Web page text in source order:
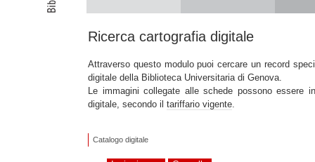
Ricerca cartografia digitale
Attraverso questo modulo puoi cercare un record
digitale della Biblioteca Universitaria di Genova.
Le immagini collegate alle schede possono essere
digitale, secondo il tariffario vigente.
Catalogo digitale